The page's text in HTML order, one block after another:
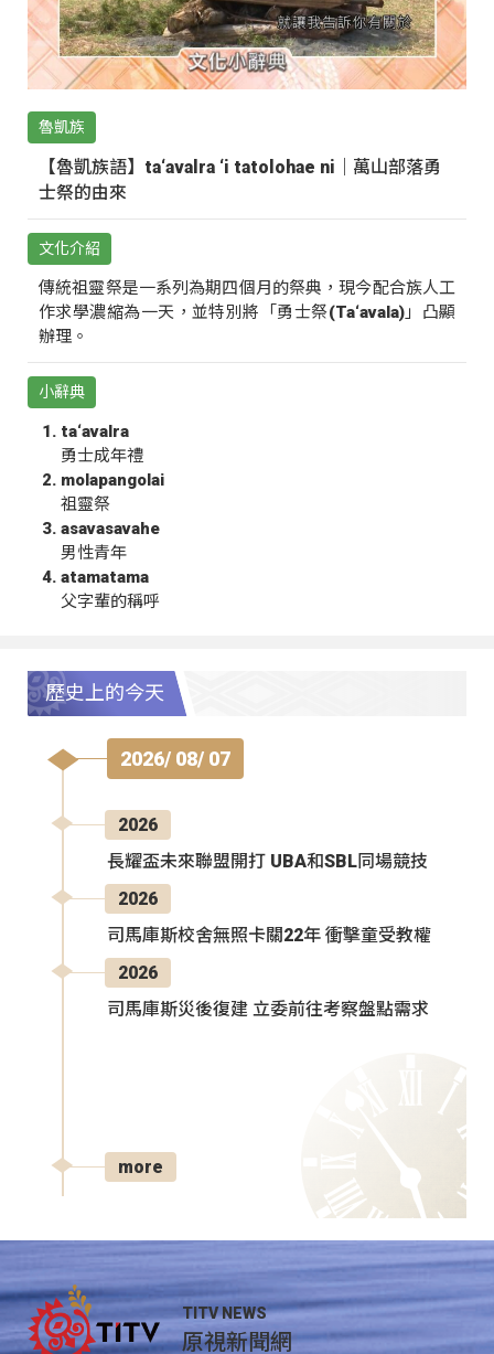
魯凱族
【魯凱族語】ta‘avalra ‘i tatolohae ni｜萬山部落勇
士祭的由來
文化介紹
傳統祖靈祭是一系列為期四個月的祭典，現今配合族人工
作求學濃縮為一天，並特別將「勇士祭(Ta‘avala)」凸顯
辦理。
小辭典
ta‘avalra
勇士成年禮
molapangolai
祖靈祭
asavasavahe
男性青年
atamatama
父字輩的稱呼
歷史上的今天
2026/ 08/ 07
2026
長耀盃未來聯盟開打 UBA和SBL同場競技
2026
司馬庫斯校舍無照卡關22年 衝擊童受教權
2026
司馬庫斯災後復建 立委前往考察盤點需求
more
TITV NEWS
原視新聞網